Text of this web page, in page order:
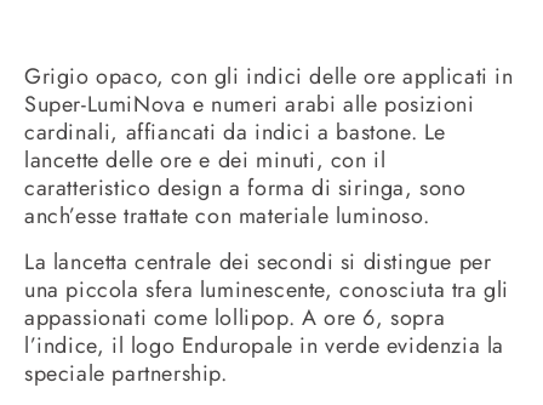
Grigio opaco, con gli indici delle ore applicati in
Super-LumiNova e numeri arabi alle posizioni
cardinali, affiancati da indici a bastone. Le
lancette delle ore e dei minuti, con il
caratteristico design a forma di siringa, sono
anch’esse trattate con materiale luminoso.
La lancetta centrale dei secondi si distingue per
una piccola sfera luminescente, conosciuta tra gli
appassionati come lollipop. A ore 6, sopra
l’indice, il logo Enduropale in verde evidenzia la
speciale partnership.